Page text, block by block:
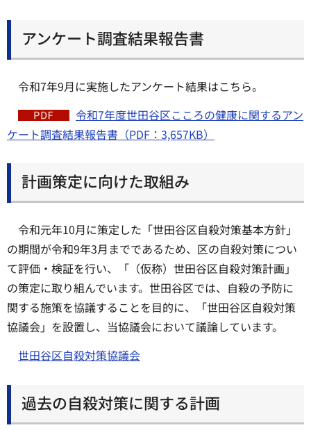
アンケート調査結果報告書
令和7年9月に実施したアンケート結果はこちら。
令和7年度世田谷区こころの健康に関するアン
ケート調査結果報告書（PDF：3,657KB）
計画策定に向けた取組み
令和元年10月に策定した「世田谷区自殺対策基本方針」
の期間が令和9年3月までであるため、区の自殺対策につい
て評価・検証を行い、「（仮称）世田谷区自殺対策計画」
の策定に取り組んでいます。世田谷区では、自殺の予防に
関する施策を協議することを目的に、「世田谷区自殺対策
協議会」を設置し、当協議会において議論しています。
世田谷区自殺対策協議会
過去の自殺対策に関する計画